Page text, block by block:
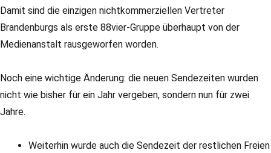
Damit sind die einzigen nichtkommerziellen Vertreter
Brandenburgs als erste 88vier-Gruppe überhaupt von der
Medienanstalt rausgeworfen worden.
Noch eine wichtige Änderung: die neuen Sendezeiten wurden
nicht wie bisher für ein Jahr vergeben, sondern nun für zwei
Jahre.
Weiterhin wurde auch die Sendezeit der restlichen Freien